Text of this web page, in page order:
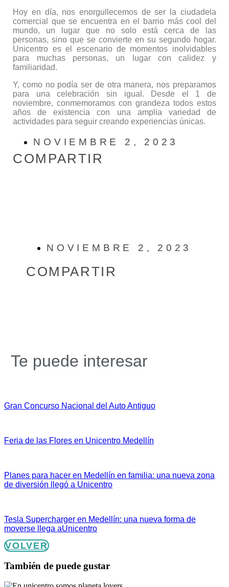
Hoy en día, nos enorgullecemos de ser la ciudadela
comercial que se encuentra en el barrio más cool del
mundo, un lugar que no solo está cerca de las
personas, sino que se convierte en su segundo hogar.
Unicentro es el escenario de momentos inolvidables
para muchas personas, un lugar con calidez y
familiaridad.
Y, como no podía ser de otra manera, nos preparamos
para una celebración sin igual. Desde el 1 de
noviembre, conmemoramos con grandeza todos estos
años de existencia con una amplia variedad de
actividades para seguir creando experiencias únicas.
NOVIEMBRE 2, 2023
COMPARTIR
NOVIEMBRE 2, 2023
COMPARTIR
Te puede interesar
Gran Concurso Nacional del Auto Antiguo
Feria de las Flores en Unicentro Medellín
Planes para hacer en Medellín en familia: una nueva zona
de diversión llegó a Unicentro
Tesla Supercharger en Medellín: una nueva forma de
moverse llega aUnicentro
VOLVER
También de puede gustar